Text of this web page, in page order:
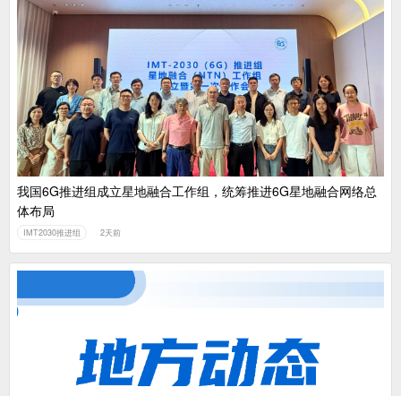
我国6G推进组成立星地融合工作组，统筹推进6G星地融合网络总
体布局
IMT2030推进组 2天前